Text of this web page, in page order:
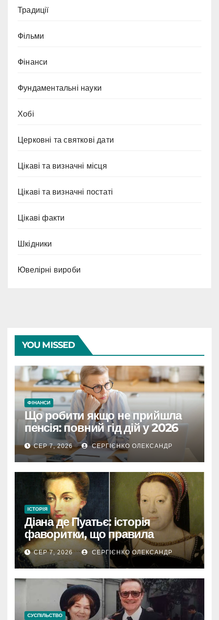
Традиції
Фільми
Фінанси
Фундаментальні науки
Хобі
Церковні та святкові дати
Цікаві та визначні місця
Цікаві та визначні постаті
Цікаві факти
Шкідники
Ювелірні вироби
YOU MISSED
ФІНАНСИ
Що робити якщо не прийшла
пенсія: повний гід дій у 2026
роціСЕР 7, 2026 СЕРГІЄНКО ОЛЕКСАНДР
ІСТОРІЯ
Діана де Пуатьє: історія
фаворитки, що правила
Францією
СЕР 7, 2026 СЕРГІЄНКО ОЛЕКСАНДР
СУСПІЛЬСТВО